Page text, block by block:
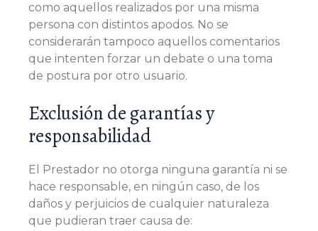
como aquellos realizados por una misma
persona con distintos apodos. No se
considerarán tampoco aquellos comentarios
que intenten forzar un debate o una toma
de postura por otro usuario.
Exclusión de garantías y
responsabilidad
El Prestador no otorga ninguna garantía ni se
hace responsable, en ningún caso, de los
daños y perjuicios de cualquier naturaleza
que pudieran traer causa de: